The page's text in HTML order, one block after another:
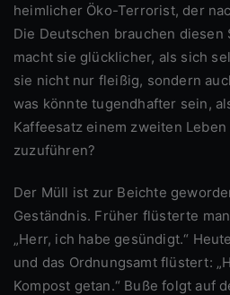
heimlicher Öko-Terrorist, der
Die Deutschen brauchen diesen
macht sie glücklicher, als sich
sie nicht nur fleißig, sondern
was könnte tugendhafter sein,
Kaffeesatz einem zweiten
zuzuführen?
Der Müll ist zur Beichte geworden. Jeder Fehlwurf ist ein
Geständnis. Früher flüsterte
„Herr, ich habe gesündigt.“
und das Ordnungsamt flüstert:
Kompost getan.“ Buße folgt auf